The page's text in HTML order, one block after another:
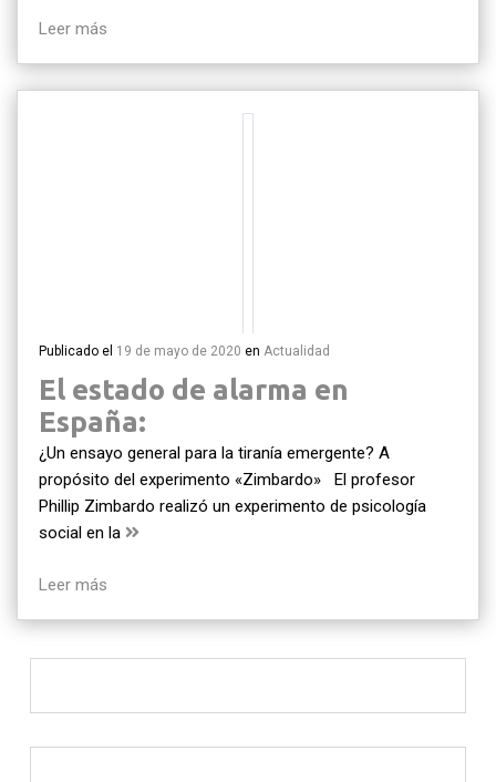
Leer más
Publicado el 19 de mayo de 2020 en Actualidad
El estado de alarma en
España:
¿Un ensayo general para la tiranía emergente? A
propósito del experimento «Zimbardo» El profesor
Phillip Zimbardo realizó un experimento de psicología
social en la
Leer más